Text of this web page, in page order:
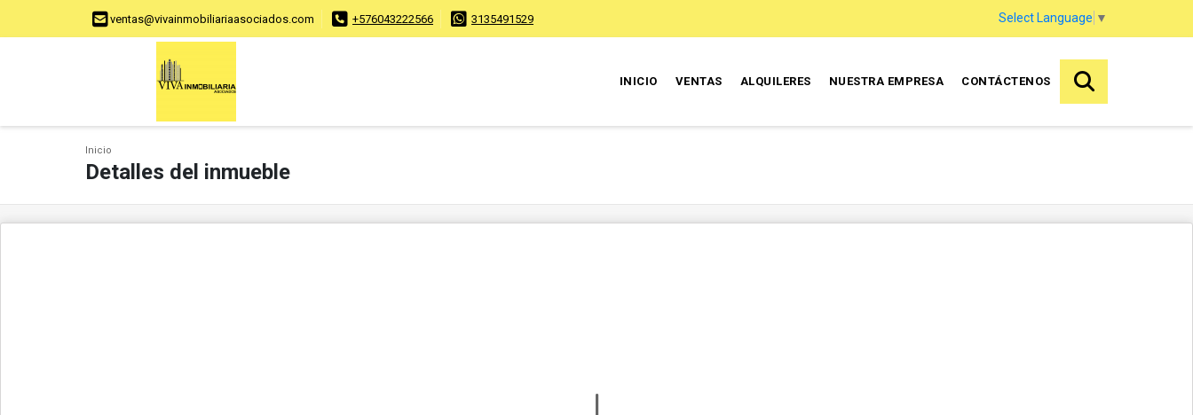
ventas@vivainmobiliariaasociados.com +576043222566 3135491529 Select Language ▼
INICIO VENTAS ALQUILERES NUESTRA EMPRESA CONTÁCTENOS
Inicio
Detalles del inmueble